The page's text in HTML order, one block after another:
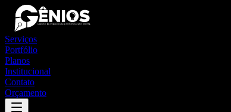
Serviços
Portfólio
Planos
Institucional
Contato
Orçamento